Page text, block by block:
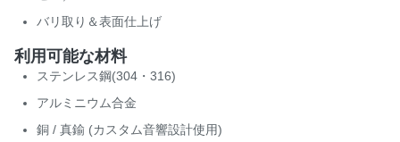
バリ取り＆表面仕上げ
利用可能な材料
ステンレス鋼(304・316)
アルミニウム合金
銅 / 真鍮 (カスタム音響設計使用)